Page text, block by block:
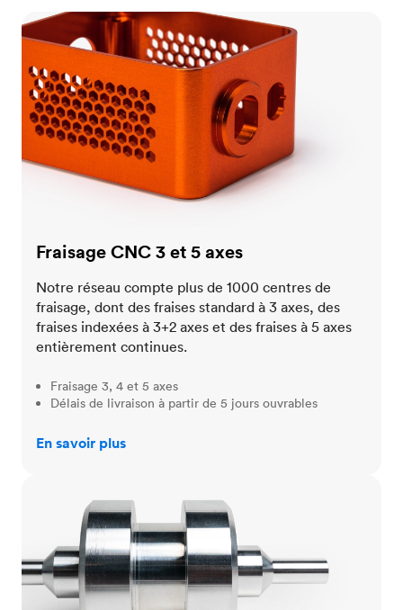
Fraisage CNC 3 et 5 axes
Fraisage CNC 3 et 5 axes
Notre réseau compte plus de 1000 centres de
fraisage, dont des fraises standard à 3 axes, des
fraises indexées à 3+2 axes et des fraises à 5 axes
entièrement continues.
Fraisage 3, 4 et 5 axes
Délais de livraison à partir de 5 jours ouvrables
En savoir plus